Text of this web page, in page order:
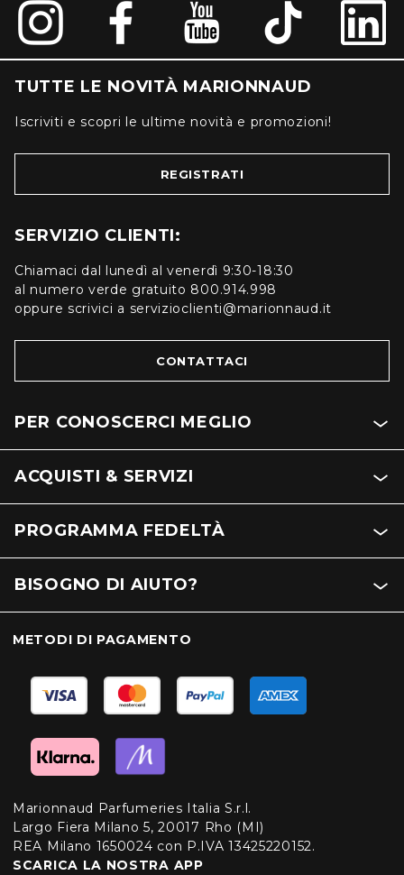
TUTTE LE NOVITÀ MARIONNAUD
Iscriviti e scopri le ultime novità e promozioni!
REGISTRATI
SERVIZIO CLIENTI:
Chiamaci dal lunedì al venerdì 9:30-18:30
al numero verde gratuito 800.914.998
oppure scrivici a servizioclienti@marionnaud.it
CONTATTACI
PER CONOSCERCI MEGLIO
ACQUISTI & SERVIZI
PROGRAMMA FEDELTÀ
BISOGNO DI AIUTO?
METODI DI PAGAMENTO
Marionnaud Parfumeries Italia S.r.l.
Largo Fiera Milano 5, 20017 Rho (MI)
REA Milano 1650024 con P.IVA 13425220152.
SCARICA LA NOSTRA APP